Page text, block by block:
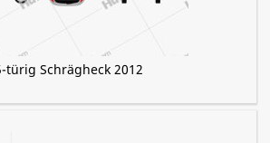
türig Schrägheck 2012